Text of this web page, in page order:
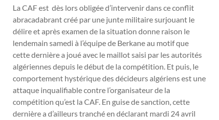
La CAF est dès lors obligée d’intervenir dans ce conflit
abracadabrant créé par une junte militaire surjouant le
délire et après examen de la situation donne raison le
lendemain samedi à l’équipe de Berkane au motif que
cette dernière a joué avec le maillot saisi par les autorités
algériennes depuis le début de la compétition. Et puis, le
comportement hystérique des décideurs algériens est une
attaque inqualifiable contre l’organisateur de la
compétition qu’est la CAF. En guise de sanction, cette
dernière a d’ailleurs tranché en déclarant mardi 24 avril